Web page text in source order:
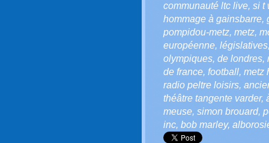
communauté ltc live, si t
hommage à gainsbarre,
pompidou-metz, metz,
européenne, législatives
olympiques, de londres,
de france, football, metz
radio peltre loisirs,
théâtre tangente varder,
meuse, simon brouard,
inc, bob marley,